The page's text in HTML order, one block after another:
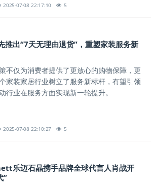
2025-07-08 22:17:10 5
出“7天无理由退货”，重塑家装服务新
不仅为消费者提供了更放心的购物保障，更
家装家居行业树立了服务新标杆，有望引领
行业在服务方面实现新一轮提升。
2025-07-08 22:10:27 5
乐迈石晶携手品牌全球代言人肖战开
”